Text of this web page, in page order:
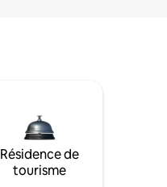
Résidence de
tourisme